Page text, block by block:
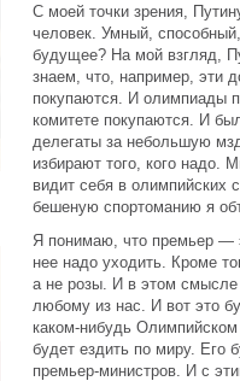
С моей точки зрения,
человек. Умный,
будущее? На мой взгляд,
знаем, что, например, эти
покупаются. И олимпиады
комитете покупаются. И
делегаты за небольшую
избирают того, кого надо.
видит себя в олимпийских
бешеную спортоманию я
Я понимаю, что премьер —
нее надо уходить. Кроме
а не розы. И в этом
любому из нас. И вот это
каком-нибудь
будет ездить по миру. Его
премьер-министров. И с